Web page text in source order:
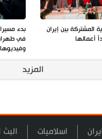
المشتركة بين إيران
أعمالها
بدء
في
المزيد
اسلاميات البث